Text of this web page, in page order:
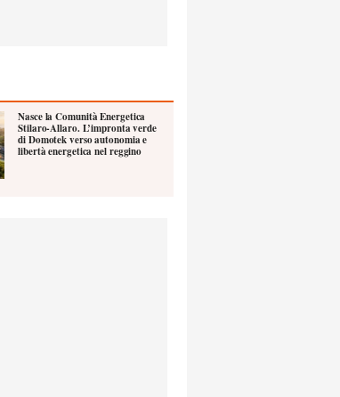
Nasce la Comunità Energetica
Stilaro-Allaro. L’impronta verde
di Domotek verso autonomia e
libertà energetica nel reggino